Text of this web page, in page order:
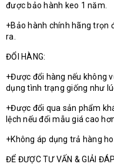
được bảo hành keo 1 năm.
+Bảo hành chính hãng trọn
ra.
ĐỔI HÀNG:
+Được đổi hàng nếu không
dụng tình trạng giống như
+Được đổi qua sản phẩm
lệch nếu đổi mẫu giá cao
+Không áp dụng trả hàng
ĐỂ ĐƯỢC TƯ VẤN & GIẢI